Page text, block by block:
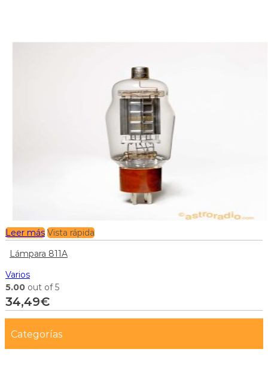
Leer más Vista rápida
Lámpara 811A
Varios
5.00 out of 5
34,49€
Categorías